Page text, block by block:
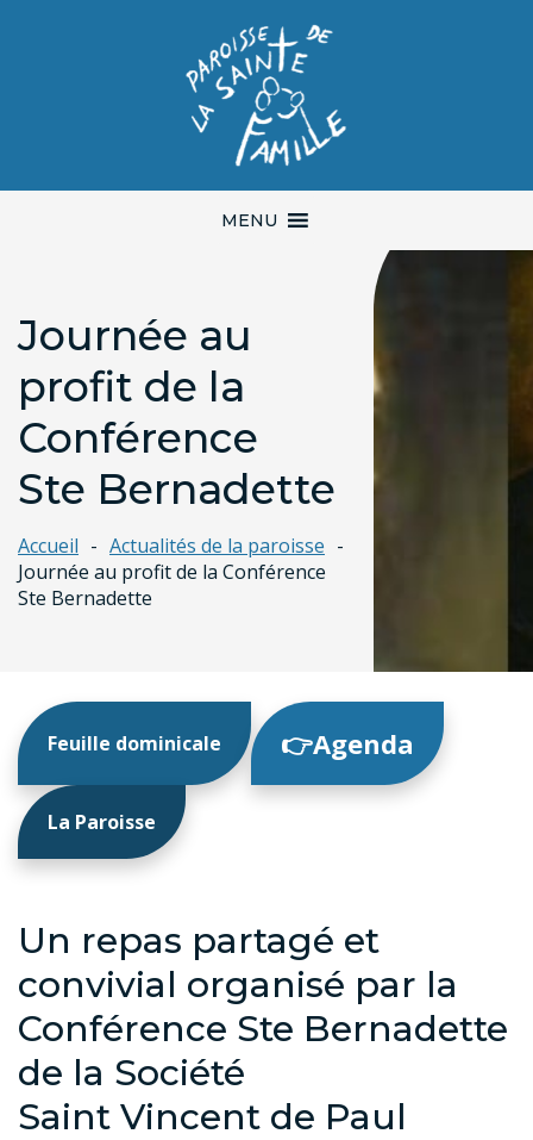
MENU
Journée au
profit de la
Conférence
Ste Bernadette
Accueil
Actualités de la paroisse
Journée au profit de la Conférence
Ste Bernadette
Feuille dominicale 👉Agenda
La Paroisse
Un repas partagé et
convivial organisé par la
Conférence Ste Bernadette
de la Société
Saint Vincent de Paul